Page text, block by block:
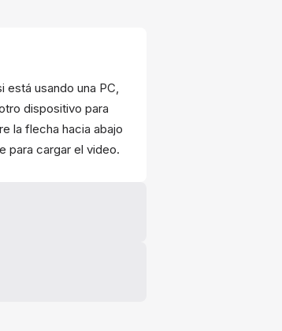
está usando una PC,
dispositivo para
la flecha hacia abajo
para cargar el video.